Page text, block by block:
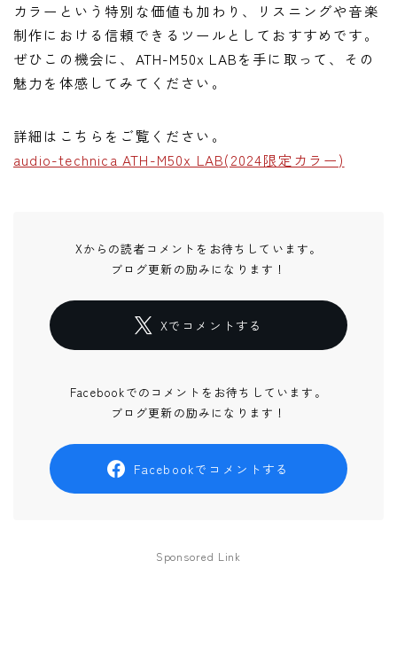
カラーという特別な価値も加わり、リスニングや音楽
制作における信頼できるツールとしておすすめです。
ぜひこの機会に、ATH-M50x LABを手に取って、その
魅力を体感してみてください。
詳細はこちらをご覧ください。
audio-technica ATH-M50x LAB(2024限定カラー)
Xからの読者コメントをお待ちしています。
ブログ更新の励みになります！
Xでコメントする
Facebookでのコメントをお待ちしています。
ブログ更新の励みになります！
Facebookでコメントする
Sponsored Link